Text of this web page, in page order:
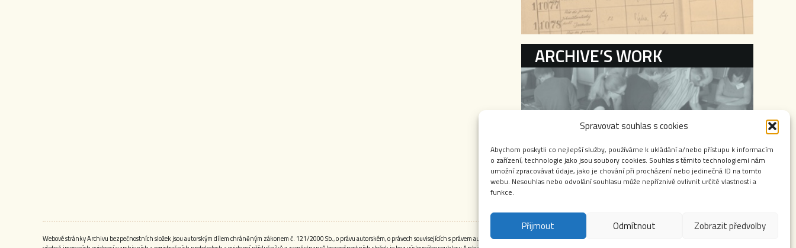
Spravovat souhlas s cookies
Abychom poskytli co nejlepší služby, používáme k ukládání a/nebo přístupu k informacím
o zařízení, technologie jako jsou soubory cookies. Souhlas s těmito technologiemi nám
umožní zpracovávat údaje, jako je chování při procházení nebo jedinečná ID na tomto
webu. Nesouhlas nebo odvolání souhlasu může nepříznivě ovlivnit určité vlastnosti a
funkce.
Přijmout Odmítnout Zobrazit předvolby
ARCHIVE’S WORK
Webové stránky Archivu bezpečnostních složek jsou autorským dílem chráněným zákonem č. 121/2000 Sb., o právu autorském, o právech souvisejících s právem autorským a o změně některých zákonů (autorský zákon). Jakékoliv použití obsahu těchto stránek